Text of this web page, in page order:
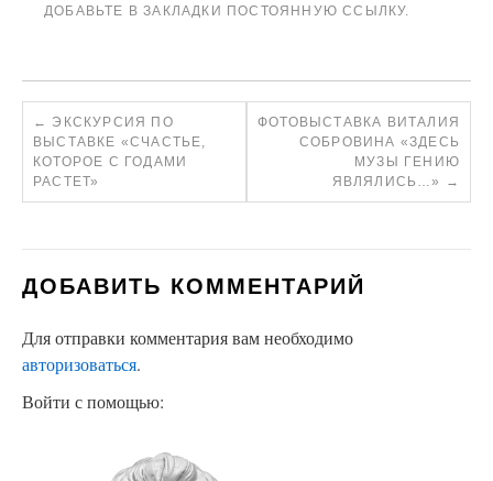
ДОБАВЬТЕ В ЗАКЛАДКИ
ПОСТОЯННУЮ ССЫЛКУ.
← ЭКСКУРСИЯ ПО
ВЫСТАВКЕ «СЧАСТЬЕ,
КОТОРОЕ С ГОДАМИ
РАСТЕТ»
ФОТОВЫСТАВКА ВИТАЛИЯ
СОБРОВИНА «ЗДЕСЬ
МУЗЫ ГЕНИЮ
ЯВЛЯЛИСЬ…»
→
ДОБАВИТЬ КОММЕНТАРИЙ
Для отправки комментария вам необходимо
авторизоваться.
Войти с помощью: